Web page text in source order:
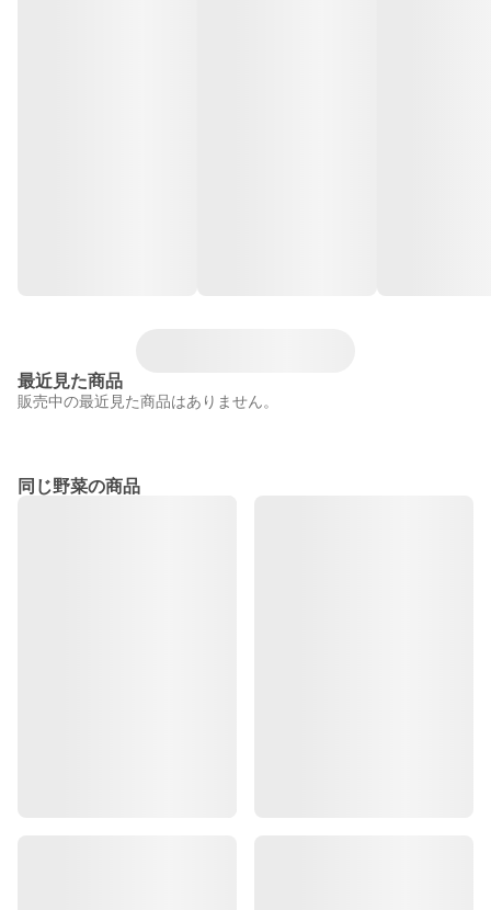
最近見た商品
販売中の最近見た商品はありません。
同じ野菜の商品